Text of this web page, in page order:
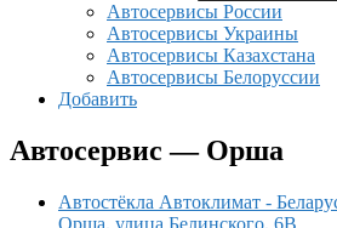
Автосервисы России
Автосервисы Украины
Автосервисы Казахстана
Автосервисы Белоруссии
Добавить
Автосервис — Орша
Автостёкла Автоклимат -
Орша, улица Белинского, 6В